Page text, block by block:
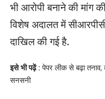
भी आरोपी बनाने की मांग
विशेष अदालत में
दाखिल की गई है.
इसे भी पढ़ें :पेपर लीक से बढ़ा तनाव,
सनसनी